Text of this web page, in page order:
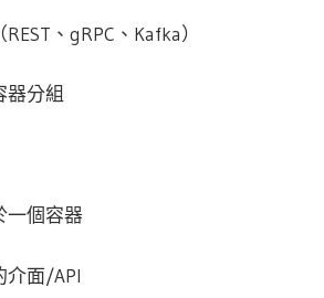
、gRPC、Kafka）
器分組
一個容器
介面/API